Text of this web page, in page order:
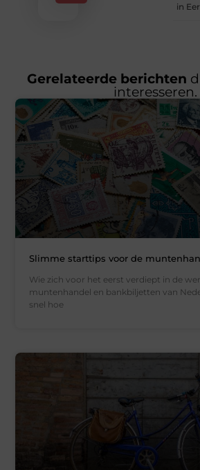
in
Gerelateerde berichten
interesseren.
Slimme starttips voor de
Wie zich voor het eerst verdiept in de
muntenhandel en bankbiljetten van
snel hoe